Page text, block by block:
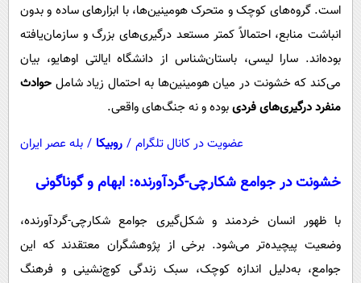
است. گروه‌های کوچک و متحرک هومینین‌ها، با ابزارهای ساده و بدون
انباشت منابع، احتمالاً کمتر مستعد درگیری‌های بزرگ و سازمان‌یافته
بوده‌اند. سارا لیسی، باستان‌شناس از دانشگاه ایالتی اوهایو، بیان
می‌کند که خشونت در میان هومینین‌ها به احتمال زیاد شامل حوادث
منفرد درگیری‌های فردیبوده و نه جنگ‌های واقعی.
عضویت در کانال تلگرام / روبیکا / بله عصر ایران
خشونت در جوامع شکارچی-گردآورنده: ابهام و گوناگونی
با ظهور انسان خردمند و شکل‌گیری جوامع شکارچی-گردآورنده،
وضعیت پیچیده‌تر می‌شود. برخی از پژوهشگران معتقدند که این
جوامع، به‌دلیل اندازه کوچک، سبک زندگی کوچ‌نشینی و فرهنگ